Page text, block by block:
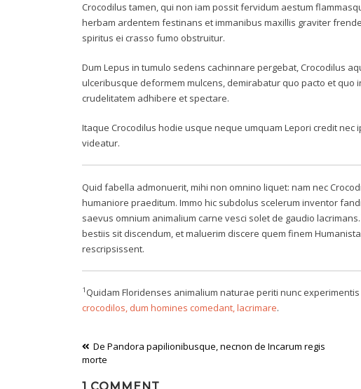
Crocodilus tamen, qui non iam possit fervidum aestum
herbam ardentem festinans et immanibus maxillis graviter
spiritus ei crasso fumo obstruitur.
Dum Lepus in tumulo sedens cachinnare pergebat, Crocodilus
ulceribusque deformem mulcens, demirabatur quo pacto et quo
crudelitatem adhibere et spectare.
Itaque Crocodilus hodie usque neque umquam Lepori credit
videatur.
Quid fabella admonuerit, mihi non omnino liquet: nam nec
humaniore praeditum. Immo hic subdolus scelerum inventor
saevus omnium animalium carne vesci solet de gaudio lacrimans.
bestiis sit discendum, et maluerim discere quem finem
rescripsissent.
1 Quidam Floridenses animalium naturae periti nunc
crocodilos, dum homines comedant, lacrimare.
Post
De Pandora papilionibusque, necnon de Incarum regis
morte